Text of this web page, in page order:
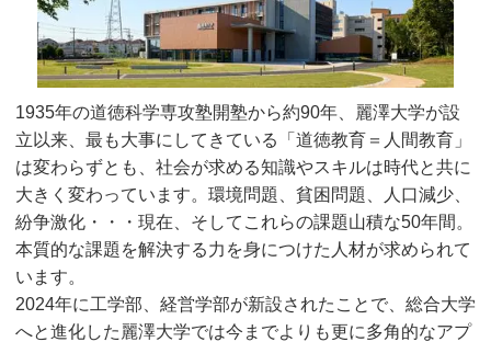
1935年の道徳科学専攻塾開塾から約90年、麗澤大学が設
立以来、最も大事にしてきている「道徳教育＝人間教育」
は変わらずとも、社会が求める知識やスキルは時代と共に
大きく変わっています。環境問題、貧困問題、人口減少、
紛争激化・・・現在、そしてこれらの課題山積な50年間。
本質的な課題を解決する力を身につけた人材が求められて
います。
2024年に工学部、経営学部が新設されたことで、総合大学
へと進化した麗澤大学では今までよりも更に多角的なアプ